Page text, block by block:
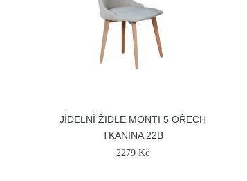
JÍDELNÍ ŽIDLE MONTI 5 OŘECH
TKANINA 22B
2279 Kč